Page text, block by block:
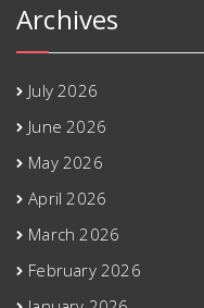
Archives
July 2026
June 2026
May 2026
April 2026
March 2026
February 2026